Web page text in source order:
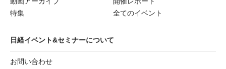
特集
全てのイベント
日経イベント&セミナーについて
お問い合わせ